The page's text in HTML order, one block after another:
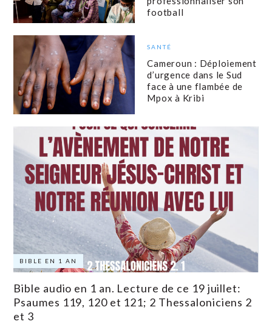
football
SANTÉ
Cameroun : Déploiement
d’urgence dans le Sud
face à une flambée de
Mpox à Kribi
BIBLE EN 1 AN
Bible audio en 1 an. Lecture de ce 19 juillet:
Psaumes 119, 120 et 121; 2 Thessaloniciens 2
et 3